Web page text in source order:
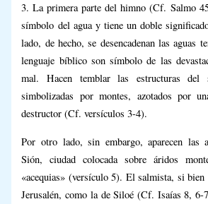
3. La primera parte del himno (Cf. Salmo
símbolo del agua y tiene un doble
lado, de hecho, se desencadenan las aguas
lenguaje bíblico son símbolo de las
mal. Hacen temblar las estructuras
simbolizadas por montes, azotados por
destructor (Cf. versículos 3-4).
Por otro lado, sin embargo, aparecen las
Sión, ciudad colocada sobre áridos
«acequias» (versículo 5). El salmista, si bien
Jerusalén, como la de Siloé (Cf. Isaías 8, 6-